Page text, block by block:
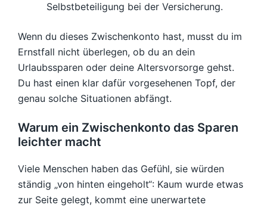
Selbstbeteiligung bei der Versicherung.
Wenn du dieses Zwischenkonto hast, musst du im
Ernstfall nicht überlegen, ob du an dein
Urlaubssparen oder deine Altersvorsorge gehst.
Du hast einen klar dafür vorgesehenen Topf, der
genau solche Situationen abfängt.
Warum ein Zwischenkonto das Sparen
leichter macht
Viele Menschen haben das Gefühl, sie würden
ständig „von hinten eingeholt“: Kaum wurde etwas
zur Seite gelegt, kommt eine unerwartete